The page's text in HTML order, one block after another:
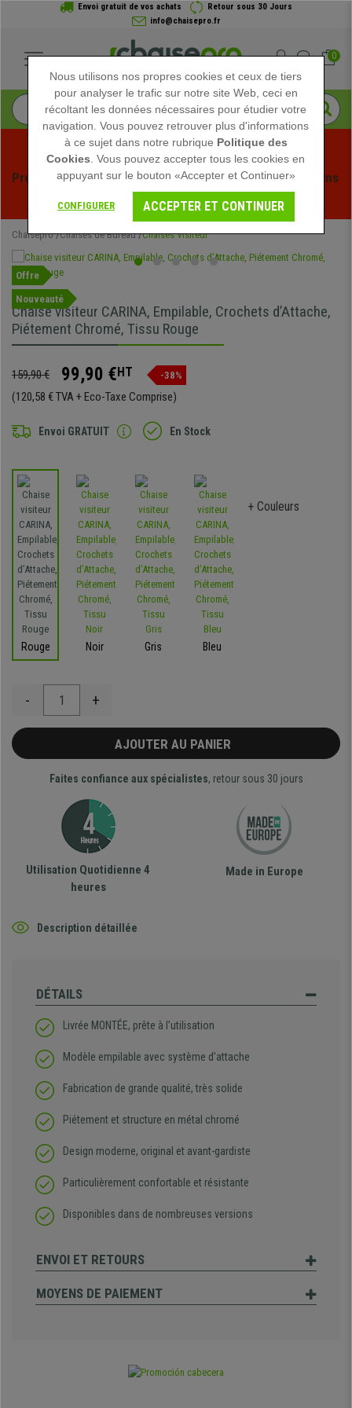
Envoi gratuit de vos achats
Retour sous 30 Jours
info@chaisepro.fr
0
Profitez des soldes d'été chez Chaisepro ! Des réductions
exclusives pour une durée limitée - Voir l'offre
Chaisepro Chaises de Bureau Chaises Visiteur
Offre
Nouveauté
Chaise visiteur CARINA, Empilable, Crochets d’Attache,
Piétement Chromé, Tissu Rouge
159,90 € 99,90 €HT -38%
(120,58 € TVA + Eco-Taxe Comprise)
Envoi GRATUIT En Stock
Rouge Noir Gris Bleu
+ Couleurs
- +
AJOUTER AU PANIER
Faites confiance aux spécialistes, retour sous 30 jours
Utilisation Quotidienne 4
heures
Made in Europe
Description détaillée
DÉTAILS
Livrée MONTÉE, prête à l’utilisation
Modèle empilable avec système d’attache
Fabrication de grande qualité, très solide
Piétement et structure en métal chromé
Design moderne, original et avant-gardiste
Particulièrement confortable et résistante
Disponibles dans de nombreuses versions
ENVOI ET RETOURS
MOYENS DE PAIEMENT
Nous utilisons nos propres cookies et ceux de tiers
pour analyser le trafic sur notre site Web, ceci en
récoltant les données nécessaires pour étudier votre
navigation. Vous pouvez retrouver plus d'informations
à ce sujet dans notre rubrique Politique des
Cookies . Vous pouvez accepter tous les cookies en
appuyant sur le bouton «Accepter et Continuer»
CONFIGURER ACCEPTER ET CONTINUER